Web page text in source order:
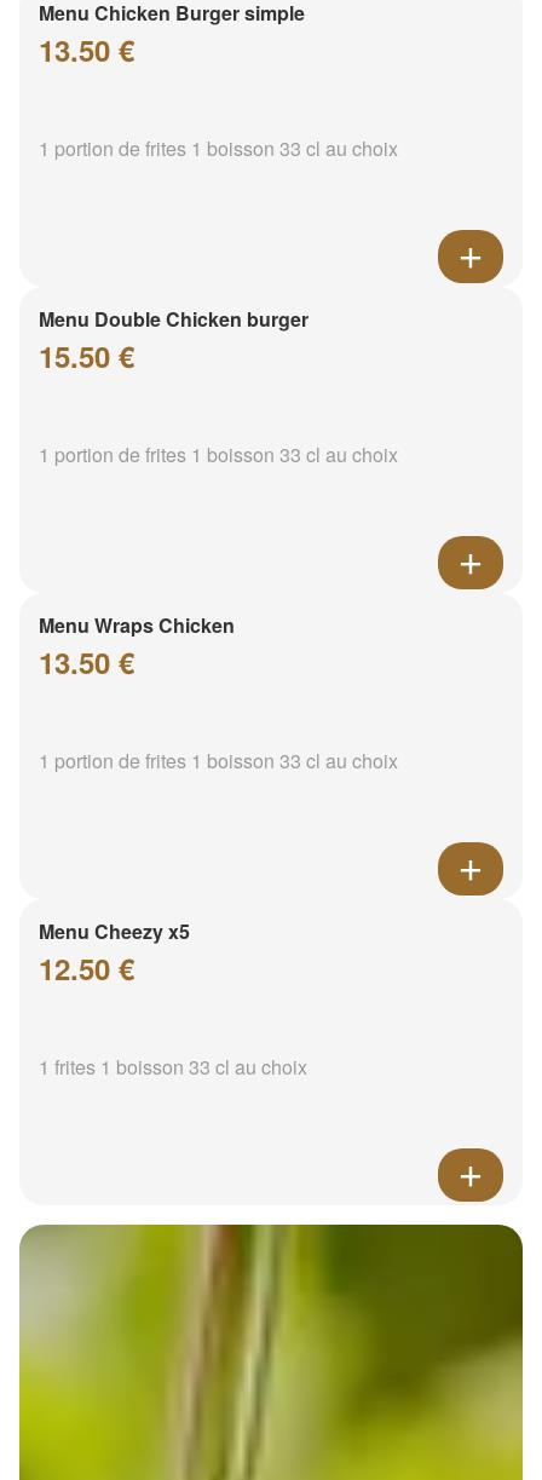
Menu Chicken Burger simple
13.50 €
1 portion de frites 1 boisson 33 cl au choix
Menu Double Chicken burger
15.50 €
1 portion de frites 1 boisson 33 cl au choix
Menu Wraps Chicken
13.50 €
1 portion de frites 1 boisson 33 cl au choix
Menu Cheezy x5
12.50 €
1 frites 1 boisson 33 cl au choix